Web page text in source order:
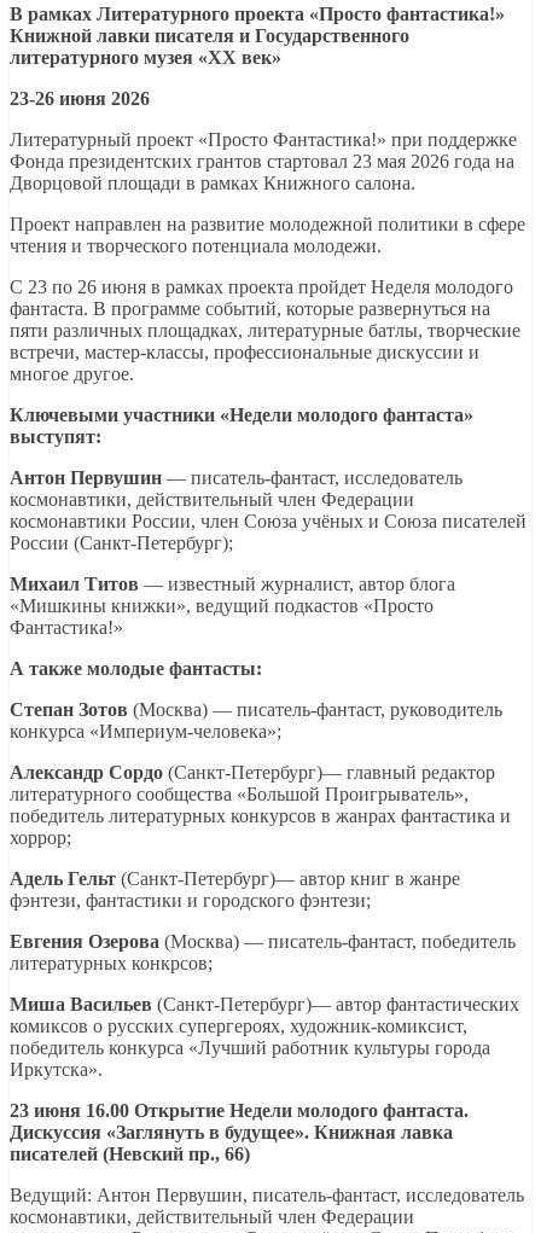
В рамках Литературного проекта «Просто фантастика!»
Книжной лавки писателя и Государственного
литературного музея «ХХ век»
23-26 июня 2026
Литературный проект «Просто Фантастика!» при поддержке
Фонда президентских грантов стартовал 23 мая 2026 года на
Дворцовой площади в рамках Книжного салона.
Проект направлен на развитие молодежной политики в сфере
чтения и творческого потенциала молодежи.
С 23 по 26 июня в рамках проекта пройдет Неделя молодого
фантаста. В программе событий, которые развернуться на
пяти различных площадках, литературные батлы, творческие
встречи, мастер-классы, профессиональные дискуссии и
многое другое.
Ключевыми участники «Недели молодого фантаста»
выступят:
Антон Первушин — писатель-фантаст, исследователь
космонавтики, действительный член Федерации
космонавтики России, член Союза учёных и Союза писателей
России (Санкт-Петербург);
Михаил Титов — известный журналист, автор блога
«Мишкины книжки», ведущий подкастов «Просто
Фантастика!»
А также молодые фантасты:
Степан Зотов (Москва) — писатель-фантаст, руководитель
конкурса «Империум-человека»;
Александр Сордо (Санкт-Петербург)— главный редактор
литературного сообщества «Большой Проигрыватель»,
победитель литературных конкурсов в жанрах фантастика и
хоррор;
Адель Гельт (Санкт-Петербург)— автор книг в жанре
фэнтези, фантастики и городского фэнтези;
Евгения Озерова (Москва) — писатель-фантаст, победитель
литературных конкрсов;
Миша Васильев (Санкт-Петербург)— автор фантастических
комиксов о русских супергероях, художник-комиксист,
победитель конкурса «Лучший работник культуры города
Иркутска».
23 июня 16.00 Открытие Недели молодого фантаста.
Дискуссия «Заглянуть в будущее». Книжная лавка
писателей (Невский пр., 66)
Ведущий: Антон Первушин, писатель-фантаст, исследователь
космонавтики, действительный член Федерации